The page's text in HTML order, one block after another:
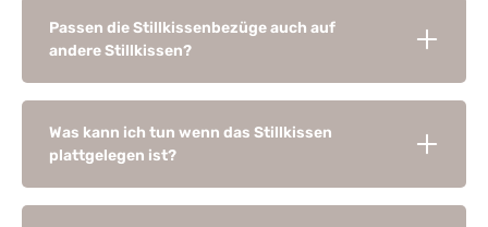
Passen die Stillkissenbezüge auch auf
andere Stillkissen?
Was kann ich tun wenn das Stillkissen
plattgelegen ist?